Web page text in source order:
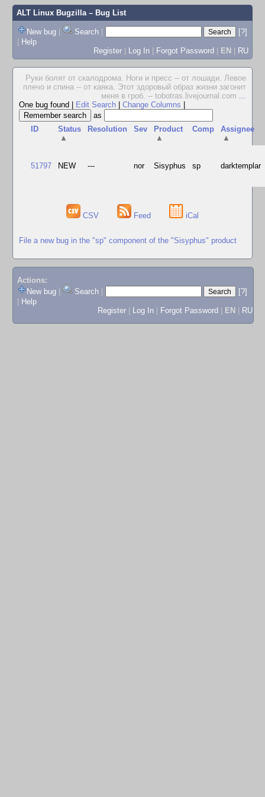
ALT Linux Bugzilla– Bug List
New bug | Search |
[?]
| Help
Register | Log In | Forgot Password | EN | RU
Руки болят от скалодрома. Ноги и пресс -- от лошади. Левое
плечо и спина -- от каяка. Этот здоровый образ жизни загонит
меня в гроб. -- tobotras.livejournal.com ...
One bug found
Edit Search Change Columns
as
ID
Status
▲
Resolution Sev
Product
▲
Comp
Assignee
▲
51797 NEW --- nor Sisyphus sp darktemplar
CSV Feed iCal
File a new bug in the "sp" component of the "Sisyphus" product
Actions:
New bug
Search
[?]
Help
Register
Log In Forgot Password EN RU